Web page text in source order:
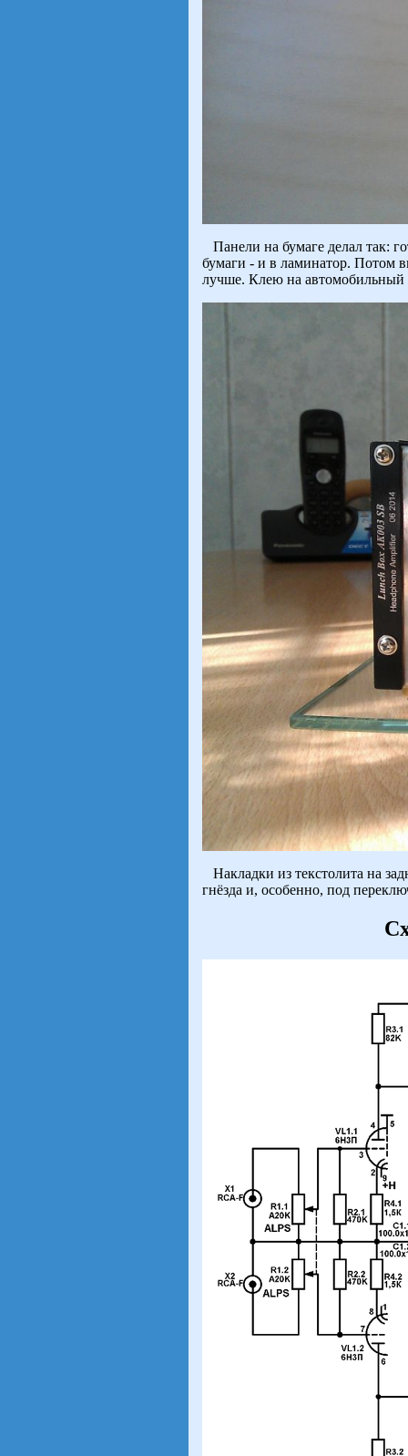
Панели на бумаге делал так:
бумаги - и в ламинатор. Потом
лучше. Клею на
Накладки из текстолита на
гнёзда и, особенно, под